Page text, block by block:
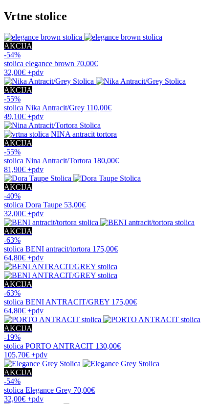
Vrtne stolice
AKCIJA
-54%
stolica elegance brown 70,00€
32,00€ +pdv
AKCIJA
-55%
stolica Nika Antracit/Grey 110,00€
49,10€ +pdv
AKCIJA
-55%
stolica Nina Antracit/Tortora 180,00€
81,90€ +pdv
AKCIJA
-40%
stolica Dora Taupe 53,00€
32,00€ +pdv
AKCIJA
-63%
stolica BENI antracit/tortora 175,00€
64,80€ +pdv
AKCIJA
-63%
stolica BENI ANTRACIT/GREY 175,00€
64,80€ +pdv
AKCIJA
-19%
stolica PORTO ANTRACIT 130,00€
105,70€ +pdv
AKCIJA
-54%
stolica Elegance Grey 70,00€
32,00€ +pdv